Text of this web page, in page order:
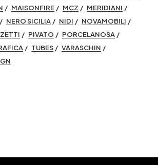
MAISONFIRE MCZ
MERIDIANI
NERO SICILIA NIDI
NOVAMOBILI
PIVATO
PORCELANOSA
TUBES
VARASCHIN